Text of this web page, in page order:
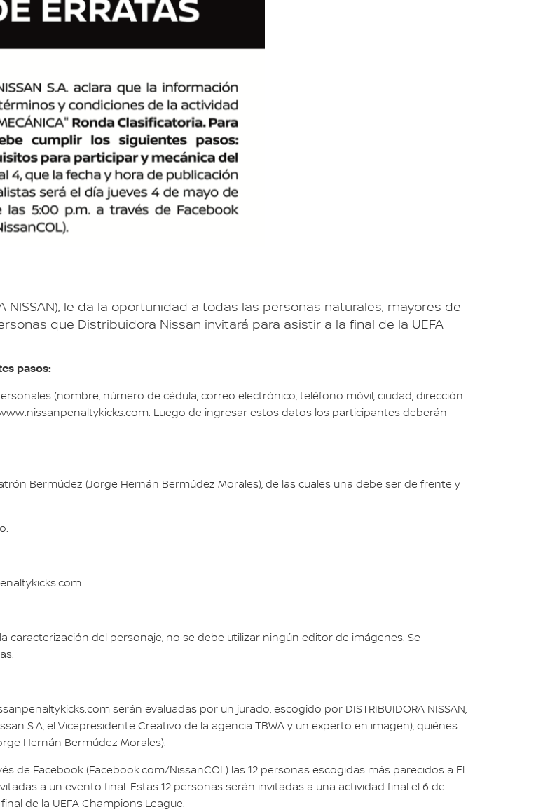
NISSAN), le da la oportunidad a todas las personas naturales, mayores de
que Distribuidora Nissan invitará para asistir a la final de la UEFA
pasos:
(nombre, número de cédula, correo electrónico, teléfono móvil, ciudad, dirección
Luego de ingresar estos datos los participantes deberán
Bermúdez (Jorge Hernán Bermúdez Morales), de las cuales una debe ser de frente y
caracterización del personaje, no se debe utilizar ningún editor de imágenes. Se
serán evaluadas por un jurado, escogido por DISTRIBUIDORA NISSAN,
S.A, el Vicepresidente Creativo de la agencia TBWA y un experto en imagen), quiénes
Hernán Bermúdez Morales).
de Facebook (Facebook.com/NissanCOL) las 12 personas escogidas más parecidos a El
a un evento final. Estas 12 personas serán invitadas a una actividad final el 6 de
de la UEFA Champions League.